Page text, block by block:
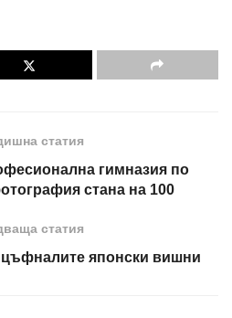
статия
гимназия по
стана на 100
статия
японски вишни